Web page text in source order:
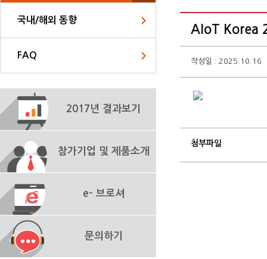
국내/해외 동향
FAQ
2017년 결과보기
참가기업 및 제품소개
e- 브로셔
문의하기
AIoT Korea
작성일 : 2025.10.16
첨부파일